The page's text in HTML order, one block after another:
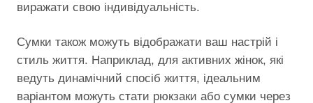
виражати свою індивідуальність.
Сумки також можуть відображати ваш настрій і
стиль життя. Наприклад, для активних жінок, які
ведуть динамічний спосіб життя, ідеальним
варіантом можуть стати рюкзаки або сумки через